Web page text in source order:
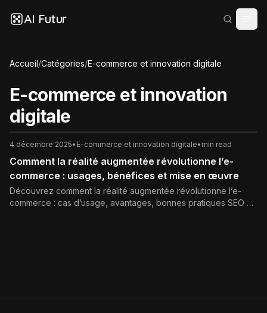
AI Futur
Accueil/Catégories/E-commerce et innovation digitale
E-commerce et innovation
digitale
4 décembre 2025• E-commerce et innovation digitale• min read
Comment la réalité augmentée révolutionne l’e-
commerce : usages, bénéfices et mise en œuvre
Découvrez comment la réalité augmentée révolutionne l’e-
commerce : cas d’usage, avantages, bonnes pratiques SEO et